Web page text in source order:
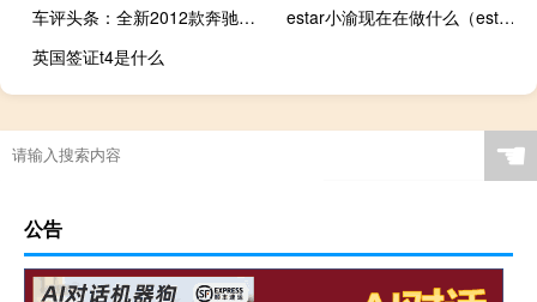
车评头条：全新2012款奔驰CLS63 AMG测评（下）
estar小渝现在在做什么（estar小渝）
英国签证t4是什么
☚
公告